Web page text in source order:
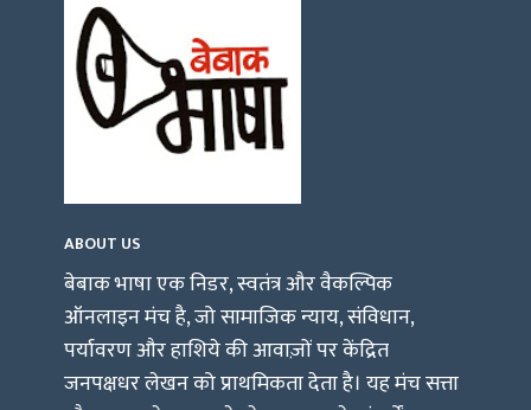
ABOUT US
बेबाक भाषा एक निडर, स्वतंत्र और वैकल्पिक
ऑनलाइन मंच है, जो सामाजिक न्याय, संविधान,
पर्यावरण और हाशिये की आवाज़ों पर केंद्रित
जनपक्षधर लेखन को प्राथमिकता देता है। यह मंच सत्ता